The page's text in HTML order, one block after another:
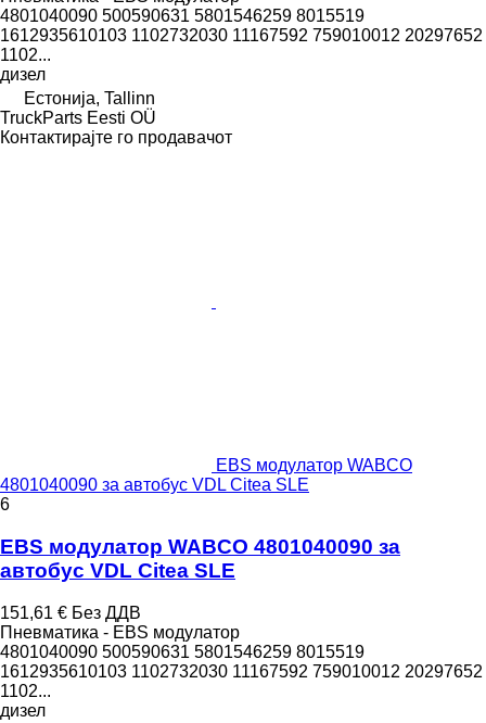
4801040090 500590631 5801546259 8015519
1612935610103 1102732030 11167592 759010012 20297652
1102...
дизел
Естонија, Tallinn
TruckParts Eesti OÜ
Контактирајте го продавачот
EBS модулатор WABCO
4801040090 за автобус VDL Citea SLE
6
EBS модулатор WABCO 4801040090 за
автобус VDL Citea SLE
151,61 € Без ДДВ
Пневматика - EBS модулатор
4801040090 500590631 5801546259 8015519
1612935610103 1102732030 11167592 759010012 20297652
1102...
дизел